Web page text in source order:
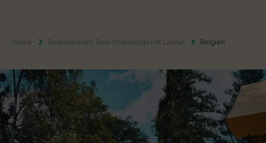
Home Destinationen: Dein Urlaubsziel mit Landal Belgien